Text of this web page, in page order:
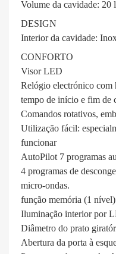
Volume da cavidade: 20 l
DESIGN
Interior da cavidade:
CONFORTO
Visor LED
Relógio electrónico com
tempo de início e fim de
Comandos rotativos,
Utilização fácil:
funcionar
AutoPilot 7 programas
4 programas de
micro-ondas.
função memória (1 nível)
Iluminação interior por
Diâmetro do prato
Abertura da porta à